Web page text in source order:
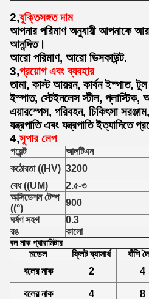
2,যুক্তিসঙ্গত দাম
আপনার পরিমাণ অনুযায়ী আপনাকে
আনন্দিত।
আরো পরিমাণ, আরো ডিসকাউন্ট.
3,প্রয়োগ এবং ব্যবহার
তামা, কাস্ট আয়রন, কার্বন ইস্পাত,
ইস্পাত, স্টেইনলেস স্টীল, প্লাস্টিক,
এয়ারস্পেস, পরিবহন, চিকিৎসা
যন্ত্রপাতি এবং যন্ত্রপাতি ইত্যাদিতে
4,সুপার লেপ
পয়েন্ট আলটিএন
কঠোরতা ((HV) 3200
বেধ ((UM)
2.৫-৩
অক্সিডেশন টেম্প
((°)
900
ঘর্ষণ সহগ
0.3
রঙ
কালো
বল নাক প্যারামিটার
মডেল ফ্লিট ব্যাসার্ধ বাঁশি
বলের নাক
2 4
বলের নাক 4 8